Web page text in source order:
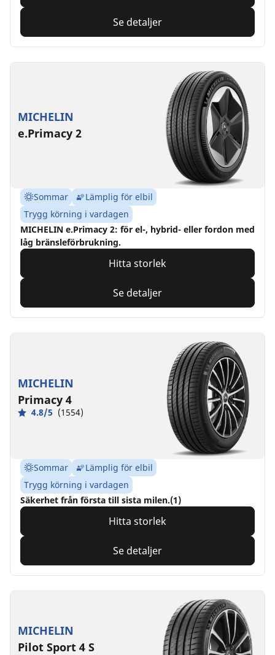
Se detaljer
MICHELIN
e.Primacy 2
Sommar
Lämplig för elbil
Trygg körning i vardagen
MICHELIN e.Primacy 2: för el-, hybrid- eller fordon med
låg bränsleförbrukning.
Hitta storlek
Se detaljer
MICHELIN
Primacy 4
4.8/5 (1554)
Sommar
Lämplig för elbil
Trygg körning i vardagen
Säkerhet från första till sista milen.(1)
Hitta storlek
Se detaljer
MICHELIN
Pilot Sport 4 S